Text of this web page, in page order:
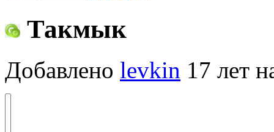
Такмык
Добавлено levkin 17 лет